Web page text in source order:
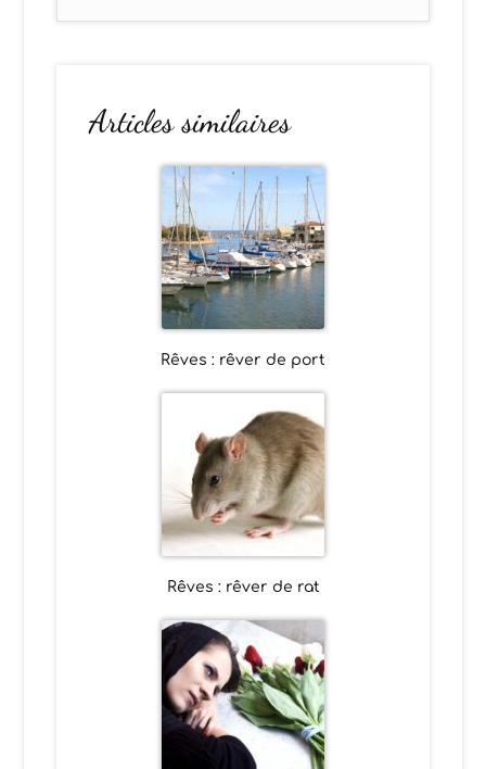
Articles similaires
Rêves : rêver de port
Rêves : rêver de rat